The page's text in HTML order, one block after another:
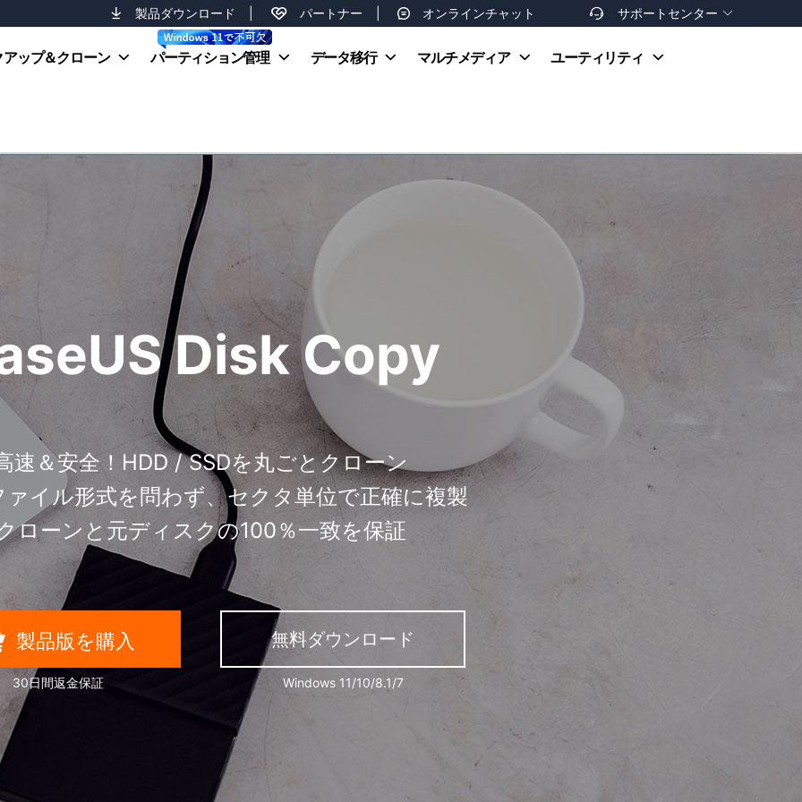
製品ダウンロード パートナー オンラインチャット  サポートセンター 
お支払い方法
アップ＆クローン パーティション管理 データ移行 マルチメディア ユーティリティ
Disk Copy
速＆安全！HDD / SSDを丸ごとクローン
ァイル形式を問わず、セクタ単位で正確に複製
ローンと元ディスクの100％一致を保証
製品版を購入
30日間返金保証
無料ダウンロード
Windows 11/10/8.1/7